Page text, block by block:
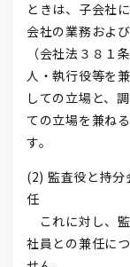
ときは、子会社
会社の業務およ
（会社法３８１
人・執行役等を
しての立場と、
ての立場を兼ね
す。
(2) 監査役と持
任
これに対し、
社員との兼任に